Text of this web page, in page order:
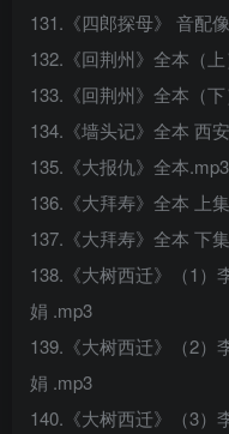
131.《四郎探母》 音配
132.《回荆州》全本（
133.《回荆州》全本（
134.《墙头记》全本 西
135.《大报仇》全本.mp3
136.《大拜寿》全本 上
137.《大拜寿》全本 下
138.《大树西迁》（1）
娟 .mp3
139.《大树西迁》（2）
娟 .mp3
140.《大树西迁》（3）